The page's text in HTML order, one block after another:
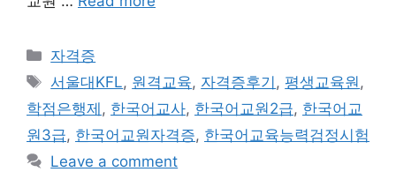
Categories
자격증
Tags
서울대KFL, 원격교육, 자격증후기 , 평생교육원,
학점은행제 , 한국어교사, 한국어교원2급, 한국어교
원3급, 한국어교원자격증, 한국어교육능력검정시험
Leave a comment